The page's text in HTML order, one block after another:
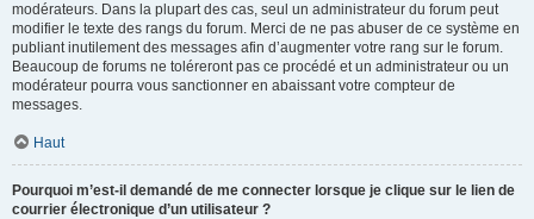
modérateurs. Dans la plupart des cas, seul un administrateur du forum peut
modifier le texte des rangs du forum. Merci de ne pas abuser de ce système en
publiant inutilement des messages afin d’augmenter votre rang sur le forum.
Beaucoup de forums ne toléreront pas ce procédé et un administrateur ou un
modérateur pourra vous sanctionner en abaissant votre compteur de
messages.
Haut
Pourquoi m’est-il demandé de me connecter lorsque je clique sur le lien de
courrier électronique d’un utilisateur ?